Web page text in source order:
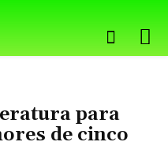
para
de cinco